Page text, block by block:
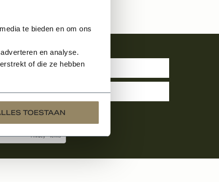
te bieden en om ons
en analyse.
of die ze hebben
TOESTAAN